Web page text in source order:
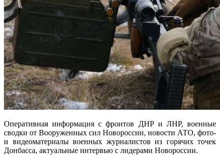
Оперативная информация с фронтов ДНР и ЛНР, военные
сводки от Вооруженных сил Новороссии, новости АТО, фото-
и видеоматериалы военных журналистов из горячих точек
Донбасса, актуальные интервью с лидерами Новороссии.